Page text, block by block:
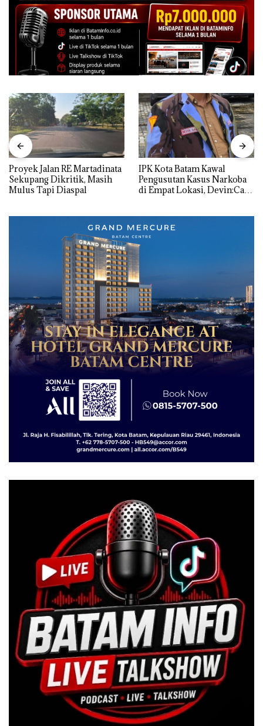
Proyek Jalan RE Martadinata
Sekupang Dikritik, Masih
Mulus Tapi Diaspal
IPK Kota Batam Kawal
Pengusutan Kasus Narkoba
di Empat Lokasi, Devin:Cari